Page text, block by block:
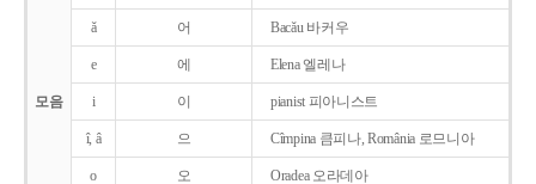
모음
ǎ 어 Bacǎu 바커우
e 에 Elena 엘레나
i 이 pianist 피아니스트
î, â 으 Cîmpina 큼피나, România 로므니아
o 오 Oradea 오라데아